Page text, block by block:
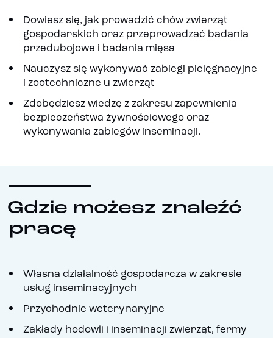
Dowiesz się, jak prowadzić chów zwierząt
gospodarskich oraz przeprowadzać badania
przedubojowe i badania mięsa
Nauczysz się wykonywać zabiegi pielęgnacyjne
i zootechniczne u zwierząt
Zdobędziesz wiedzę z zakresu zapewnienia
bezpieczeństwa żywnościowego oraz
wykonywania zabiegów inseminacji.
Gdzie możesz znaleźć
pracę
Własna działalność gospodarcza w zakresie
usług inseminacyjnych
Przychodnie weterynaryjne
Zakłady hodowli i inseminacji zwierząt, fermy